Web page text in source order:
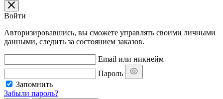
Войти
Авторизировавшись, вы сможете управлять своими личными
данными, следить за состоянием заказов.
Email или никнейм
Пароль
Запомнить
Забыли пароль?